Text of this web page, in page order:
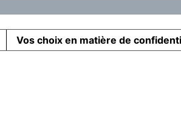
Vos choix en matière de